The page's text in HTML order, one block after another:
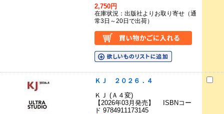
2,750円
在庫状況：出版社よりお取り寄せ（通
常3日～20日で出荷）
ＫＪ ２０２６．４
ＫＪ (Ａ４変)
【2026年03月発売】 ISBNコー
ド 9784911173145